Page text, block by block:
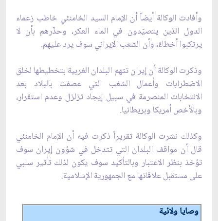
وأفادت الوكالة أيضاً أن الإمام السيد الخامنئي خاطب زعماء
الدول الذين يتصيّدون في الماء العكر، وحذّرهم بأن لا
يرتكبوا أخطاءً، وأن الشعب الإيراني سوف يرد عليهم.
وذكرت الوكالة أن إيران تتهم البلدان الغربية بتخطيطها لخلق
الاضطرابات وأعمال الشغب التي عصفت بالبلاد بعد
الانتخابات المنصرمة في سبيل إيجاد تزلزل وعدم استقرار،
وبالأخص أمريكا وبريطانيا.
وكذلك نشرت الوكالة تقريراً ذكرت فيه أن الإمام الخامنئي
قال أن مواقف البلدان التي تتدخل في شؤون إيران سوف
تؤخذ بنظر الاعتبار وبالتأكيد سوف يكون لذلك تأثير سلبي
على مستقبل علاقاتها مع الجمهورية الإسلامية.
وصايا ولائية